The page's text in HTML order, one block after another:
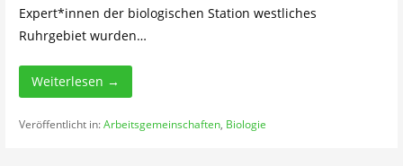
Expert*innen der biologischen Station westliches
Ruhrgebiet wurden…
Weiterlesen →
Veröffentlicht in:Arbeitsgemeinschaften, Biologie